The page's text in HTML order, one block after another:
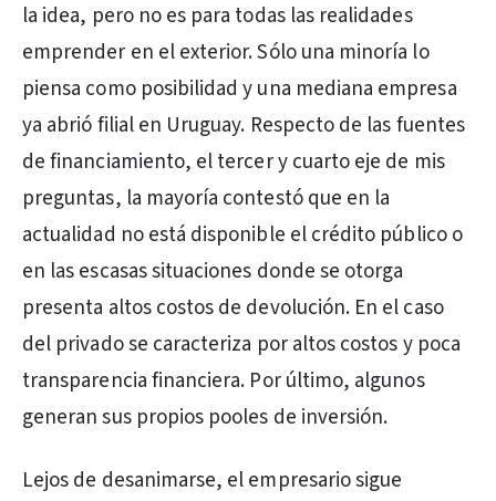
la idea, pero no es para todas las realidades
emprender en el exterior. Sólo una minoría lo
piensa como posibilidad y una mediana empresa
ya abrió filial en Uruguay. Respecto de las fuentes
de financiamiento, el tercer y cuarto eje de mis
preguntas, la mayoría contestó que en la
actualidad no está disponible el crédito público o
en las escasas situaciones donde se otorga
presenta altos costos de devolución. En el caso
del privado se caracteriza por altos costos y poca
transparencia financiera. Por último, algunos
generan sus propios pooles de inversión.
Lejos de desanimarse, el empresario sigue